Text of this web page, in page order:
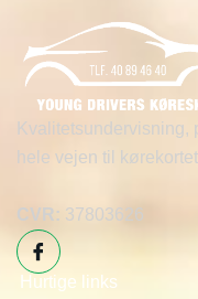
Kvalitetsundervisning,
hele vejen til
CVR: 37803626
Hurtige links